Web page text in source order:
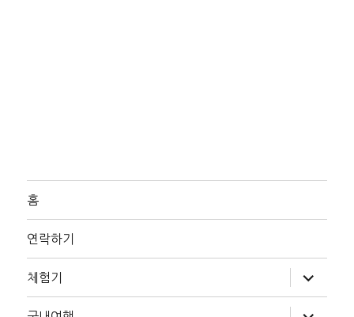
홈
연락하기
체험기
위
메